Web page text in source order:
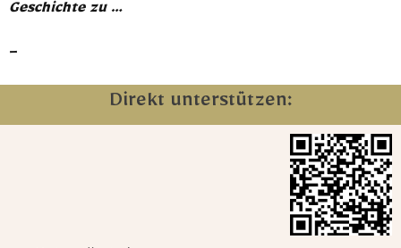
Geschichte zu …
_
Direkt unterstützen: